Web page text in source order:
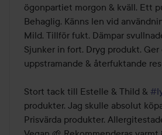
ögonpartiet morgon & kväll. Ett
Behaglig. Känns len vid
Mild. Tillför fukt. Dämpar
Sjunker in fort. Dryg produkt.
uppstramande & återfuktande
Stort tack till Estelle & Thild &
produkter. Jag skulle absolut
Prisvärda produkter.